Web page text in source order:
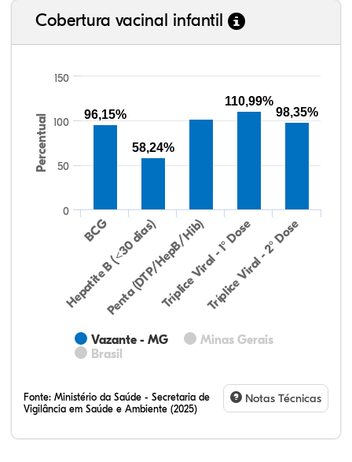
Cobertura vacinal infantil
Percentual
Vazante - MG
Minas Gerais
Brasil
BCG
Hepatite B (<30 dias)
Penta (DTP/HepB/Hib)Tríplice Viral - 1° Dose
Tríplice Viral - 2° Dose
0
50
100
150
96,15%
58,24%
110,99%
98,35%
Fonte: Ministério da Saúde - Secretaria de
Vigilância em Saúde e Ambiente (2025)
Notas Técnicas